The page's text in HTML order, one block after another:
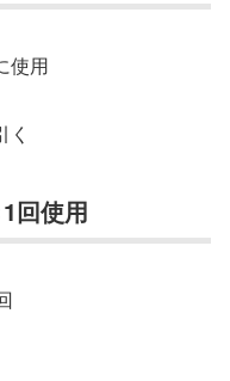
使用
回使用